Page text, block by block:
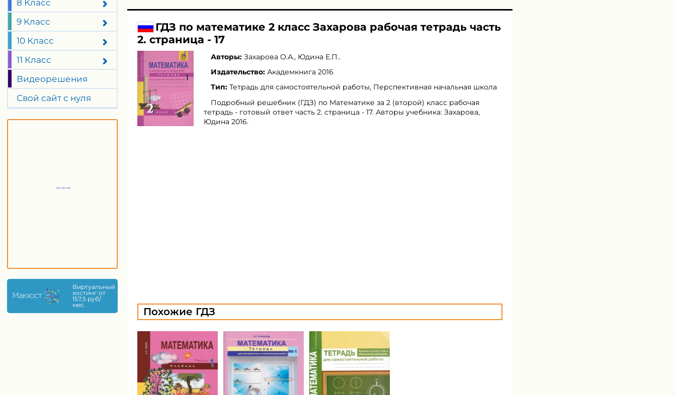
8 Класс
9 Класс
10 Класс
11 Класс
Видеорешения
Свой сайт с нуля
Виртуальный
хостинг от
157,5 руб/
мес.
ГДЗ по математике 2 класс Захарова рабочая тетрадь часть
2. страница - 17
Авторы: Захарова О.А., Юдина Е.П..
Издательство: Академкнига 2016
Тип: Тетрадь для самостоятельной работы, Перспективная начальная школа
Подробный решебник (ГДЗ) по Математике за 2 (второй) класс рабочая
тетрадь - готовый ответ часть 2. страница - 17. Авторы учебника: Захарова,
Юдина 2016.
Похожие ГДЗ